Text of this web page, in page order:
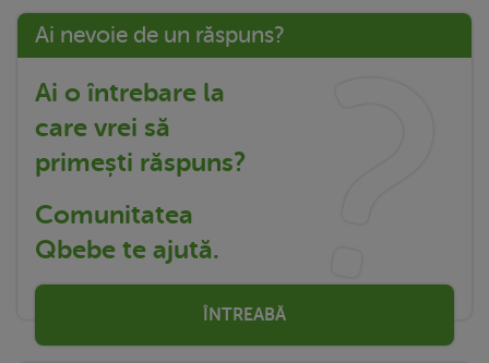
Ai nevoie de un răspuns?
Ai o întrebare la
care vrei să
primești răspuns?
Comunitatea
Qbebe te ajută.
ÎNTREABĂ